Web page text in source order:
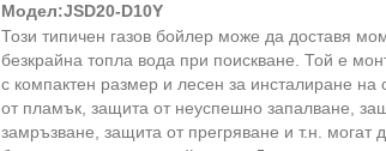
Модел:JSD20-D10Y
Този типичен газов бойлер може да доставя
безкрайна топла вода при поискване. Той е
с компактен размер и лесен за инсталиране на
от пламък, защита от неуспешно запалване,
замръзване, защита от прегряване и т.н. могат